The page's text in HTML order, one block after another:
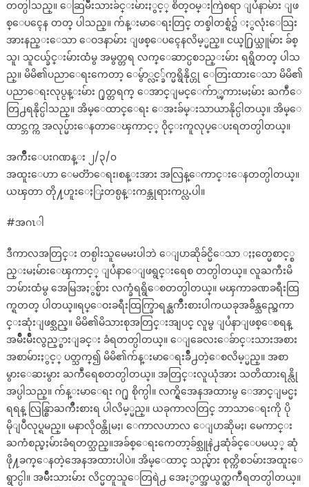
တတ္ပါသည္။ ေဆြမ်ိဳးသားခ်င္းမ်ားႏွင့္ စိတ္ဝမ္းကြဲစရာ ျပႆနာမ်ား ျဖ
စ္ေပၚေန တတ္ ပါသည္။ က်န္းမာေရးတြင္ တစ္ခါတစ္ရံ၌ ႏွလုံးေသြး
အားနည္းေသာ ေဝဒနာမ်ား ျဖစ္ေပၚေနလိမ့္မည္။ ငယ္႐ြယ္သူမ်ား ခ်စ္
သူ၊ သူငယ္ခ်င္းမ်ားထံမွ အမွတ္တရ လက္ေဆာင္ပစၥည္းမ်ား ရရွိတတ္ ပါသ
ည္။ မိမိ၏ပညာေရးကေတာ့ ေမွ်ာ္လင့္ခ်က္မရွိနိုင္ဟု ေတြးထားေသာ မိမိ၏
ပညာေရးလုပ္ငန္းမ်ား ႐ုတ္တရက္ ေအာင္ျမင္ေက်ာ္ၾကားမႈမ်ား ႀကဳံေ
တြ႕ရနိုင္ပါသည္။ အိမ္ေထာင္ေရး ေအးခ်မ္းသာယာနိုင္ပါတယ္။ အိမ္ေ
ထာင္ဘက္က အလုပ္မ်ားေနတာေၾကာင့္ ဝိုင္းကူလုပ္ေပးရတတ္ပါတယ္။
အက်ိဳးေပးဂဏန္း ၂/၃/၀
အထူးေဟာ ေမတၱာေရး၊စန္းအား အလြန္ေကာင္းေနတတ္ပါတယ္။
ယၾတာ တို႔ဟူးေႏြးတစ္ပန္းကန္ဘုရားကပ္လႉပါ။
#အဂၤါ
ဒီကာလအတြင္း တစ္ပါးသူမေမးပါဘဲ ေျပာဆိုခ်င္မိေသာ ႏႈတ္မေစာင့္စ
ည္းမႈမ်ားေၾကာင့္ ျပႆနာေျဖရွင္းရေစ တတ္ပါတယ္။ လူႀကီးမိ
ဘမ်ားထံမွ အေမြအႏွစ္မ်ား လက္ခံရရွိေစတတ္ပါတယ္။ မၾကာခဏခရီးထြ
က္ရတတ္ ပါတယ္။ရပ္ေဝးခရီးထြက္ခြာရန္ႀကိဳးစားပါကယခုအခ်ိန္သည္အေကာ
င္းဆုံးျဖစ္သည္။ မိမိ၏မိသားစုအတြင္းအျပင္ လူမွ ျပႆနာျဖစ္ေစရန္
အမ်ိဳးမ်ိဳးလွည့္စားျခင္း ခံရတတ္ပါတယ္။ ေျခေလးေခ်ာင္းသားအစား
အစာမ်ားႏွင့္ ပတ္သက္၍ မိမိ၏က်န္းမာေရးခ်ိဳ႕တဲ့ေစလိမ့္မည္။ အစာ
မွားေဆးမွား ႀကဳံရေစတတ္ပါတယ္။ အတြင္းလူယုံအား သတိထားရန္လို
အပ္ပါသည္။ က်န္းမာေရး ဂ႐ု စိုက္ပါ။ လက္ရွိအေနအထားမွ ေအာင္ျမင္မႈ
ရရန္ လြန္စြာႀကိဳးစားရ ပါလိမ့္မည္။ ယခုကာလတြင္ ဘာသာေရးကို ပို
မိုျပဳလုပ္ရမည္။ မနာလိုဝန္တိုမႈ၊ ေကာလဟာလ ေျပာဆိုမႈ၊ မေကာင္း
ႀကံစည္မႈမ်ားခံရတတ္သည္။အခ်စ္ေရးကေတာ့ခ်စ္သူနဲ႕ဆုံခ်င္ေပမယ့္ ဆုံ
ဖို႔ခက္ေနတဲ့အေနအထားပါပဲ။ အိမ္ေထာင္ သည္မ်ား စုတ္ကိစၥမ်ားအထူးေ
ရွာင္ပါ။ အမ်ိဳးသားမ်ား လိင္မတူသူေတြရဲ႕ အေႏွာက္အယွက္ႀကဳံရတတ္ပါတယ္။